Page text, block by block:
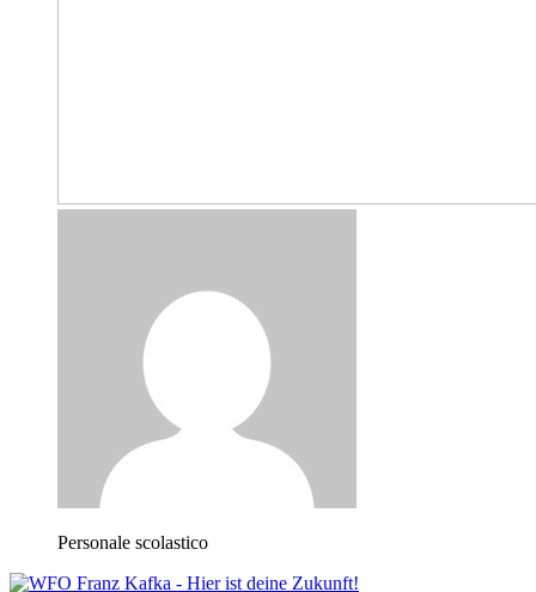
Personale scolastico